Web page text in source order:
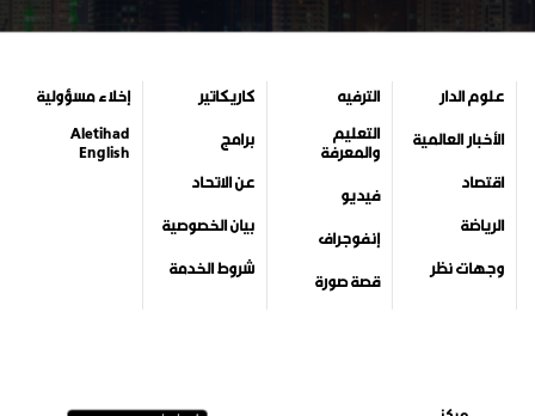
علوم الدار
الأخبار العالمية
اقتصاد
الرياضة
وجهات نظر
الترفيه
التعليم
والمعرفة
فيديو
إنفوجراف
قصة صورة
كاريكاتير
برامج
عن الاتحاد
بيان الخصوصية
شروط الخدمة
إخلاء مسؤولية
Aletihad
English